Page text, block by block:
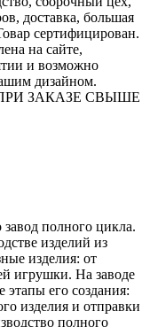
доставка, большая
сертифицирован.
на сайте,
и возможно
дизайном.
ПРИ ЗАКАЗЕ СВЫШЕ
полного цикла.
изделий из
изделия: от
игрушки. На заводе
этапы его создания:
изделия и отправки
полного